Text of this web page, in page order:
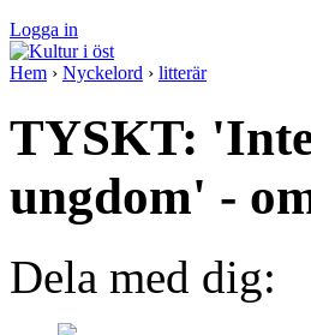
Logga in
Hem › Nyckelord › litterär
TYSKT:
ungdom' -
Dela med dig: